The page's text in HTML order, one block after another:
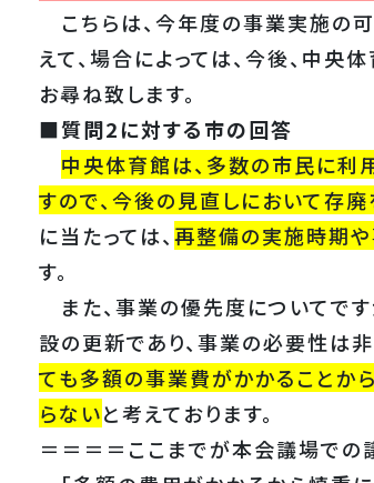
こちらは、今年度の事業実施の
えて、場合によっては、今後、中央
お尋ね致します。
■質問2に対する市の回答
中央体育館は、多数の市民に利
すので、今後の見直しにおいて存
に当たっては、再整備の実施時期
す。
また、事業の優先度についてで
設の更新であり、事業の必要性は
ても多額の事業費がかかることか
らないと考えております。
＝＝＝＝ここまでが本会議場での